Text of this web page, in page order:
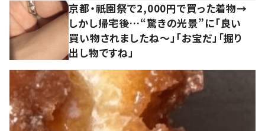
京都・祇園祭で2,000円で買った着物→
しかし帰宅後…“驚きの光景”に「良い
買い物されましたね～」「お宝だ」「掘り
出し物ですね」